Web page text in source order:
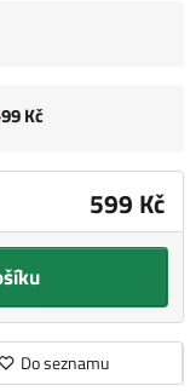
599 Kč
Do seznamu
Kč